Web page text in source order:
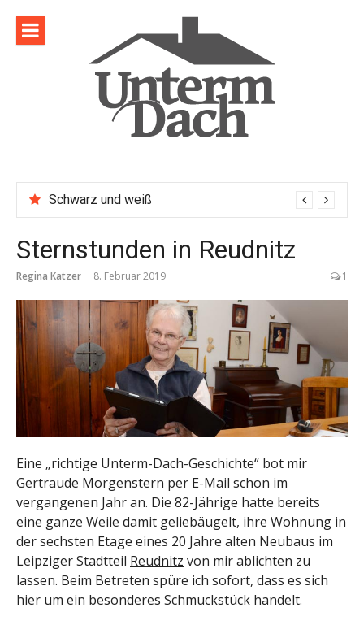
zum
Inhalt
Schwarz und weiß
Sternstunden in Reudnitz
Regina Katzer 8. Februar 2019 1
Eine „richtige Unterm-Dach-Geschichte“ bot mir
Gertraude Morgenstern per E-Mail schon im
vergangenen Jahr an. Die 82-Jährige hatte bereits
eine ganze Weile damit geliebäugelt, ihre Wohnung in
der sechsten Etage eines 20 Jahre alten Neubaus im
Leipziger Stadtteil Reudnitz von mir ablichten zu
lassen. Beim Betreten spüre ich sofort, dass es sich
hier um ein besonderes Schmuckstück handelt.